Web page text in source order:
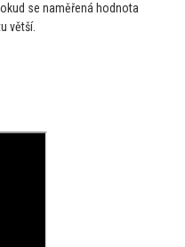
se naměřená hodnota
větší.